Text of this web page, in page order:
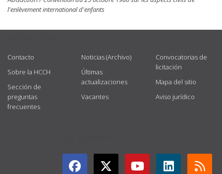
l'enlèvement international d'enfants
Contacto
Sobre la HCCH
Sección de
preguntas
frecuentes
Noticias (Archivo)
Últimas
actualizaciones
Vacantes
Convocatorias de
licitación
Mapa del sitio
Aviso jurídico